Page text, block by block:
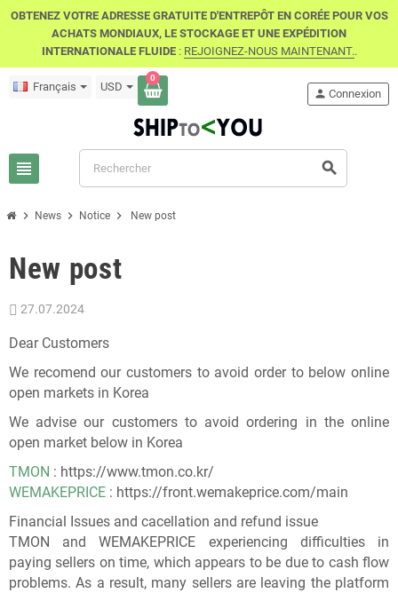
OBTENEZ VOTRE ADRESSE GRATUITE D'ENTREPÔT EN CORÉE POUR VOS
ACHATS MONDIAUX, LE STOCKAGE ET UNE EXPÉDITION
INTERNATIONALE FLUIDE: REJOIGNEZ-NOUS MAINTENANT..
Français USD
0
view_headline search
person Connexion
chevron_right News chevron_right Notice chevron_right New post
New post
27.07.2024
Dear Customers
We recomend our customers to avoid order to below online
open markets in Korea
We advise our customers to avoid ordering in the online
open market below in Korea
TMON : https://www.tmon.co.kr/
WEMAKEPRICE : https://front.wemakeprice.com/main
Financial Issues and cacellation and refund issue
TMON and WEMAKEPRICE experiencing difficulties in
paying sellers on time, which appears to be due to cash flow
problems. As a result, many sellers are leaving the platform